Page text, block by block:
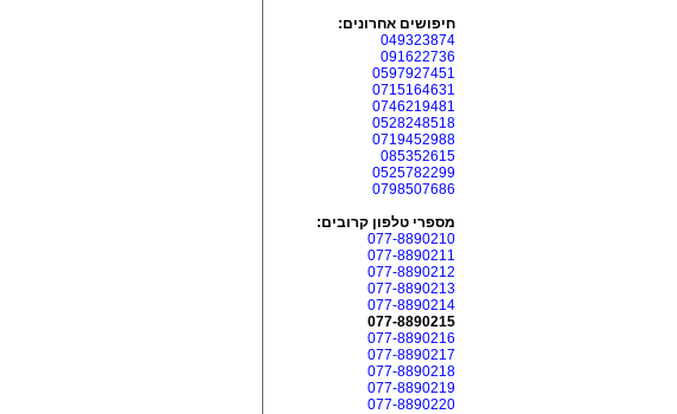
חיפושים אחרונים:
049323874
091622736
0597927451
0715164631
0746219481
0528248518
0719452988
085352615
0525782299
0798507686
מספרי טלפון קרובים:
077-8890210
077-8890211
077-8890212
077-8890213
077-8890214
077-8890215
077-8890216
077-8890217
077-8890218
077-8890219
077-8890220